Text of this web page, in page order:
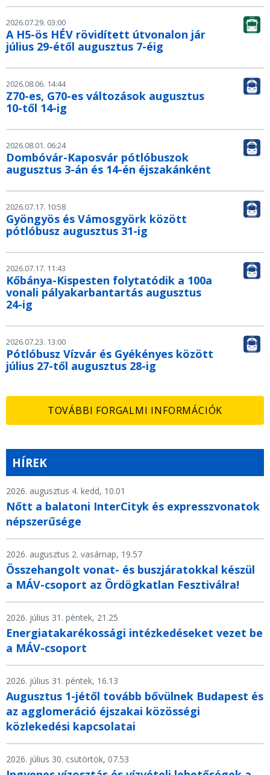
2026.07.29. 03:00
A H5-ös HÉV rövidített útvonalon jár
július 29-étől augusztus 7-éig
2026.08.06. 14:44
Z70-es, G70-es változások augusztus
10-től 14-ig
2026.08.01. 06:24
Dombóvár-Kaposvár pótlóbuszok
augusztus 3-án és 14-én éjszakánként
2026.07.17. 10:58
Gyöngyös és Vámosgyörk között
pótlóbusz augusztus 31-ig
2026.07.17. 11:43
Kőbánya-Kispesten folytatódik a 100a
vonali pályakarbantartás augusztus
24-ig
2026.07.23. 13:00
Pótlóbusz Vízvár és Gyékényes között
július 27-től augusztus 28-ig
TOVÁBBI FORGALMI INFORMÁCIÓK
HÍREK
2026. augusztus 4. kedd, 10.01
Nőtt a balatoni InterCityk és expresszvonatok
népszerűsége
2026. augusztus 2. vasárnap, 19.57
Összehangolt vonat- és buszjáratokkal készül
a MÁV-csoport az Ördögkatlan Fesztiválra!
2026. július 31. péntek, 21.25
Energiatakarékossági intézkedéseket vezet be
a MÁV-csoport
2026. július 31. péntek, 16.13
Augusztus 1-jétől tovább bővülnek Budapest és
az agglomeráció éjszakai közösségi
közlekedési kapcsolatai
2026. július 30. csütörtök, 07.53